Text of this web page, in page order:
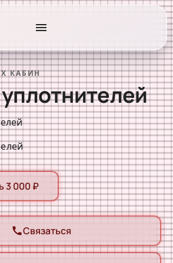
menu
КАБИН
3 000 ₽
callСвязаться